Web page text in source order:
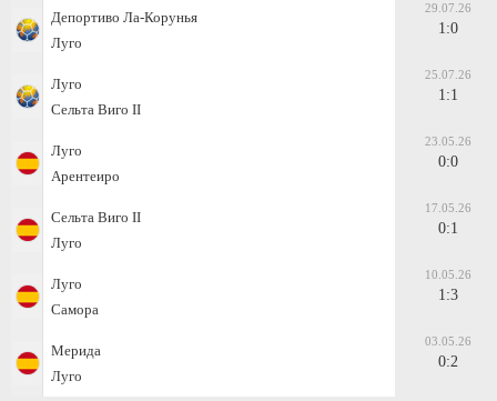
Депортиво Ла-Корунья
Луго
29.07.26
1:0
Луго
Сельта Виго II
25.07.26
1:1
Луго
Арентеиро
23.05.26
0:0
Сельта Виго II
Луго
17.05.26
0:1
Луго
Самора
10.05.26
1:3
Мерида
Луго
03.05.26
0:2